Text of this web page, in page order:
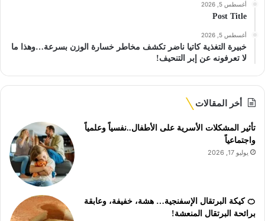
أغسطس 5, 2026
Post Title
أغسطس 5, 2026
خبيرة التغذية كاتيا ناضر تكشف مخاطر خسارة الوزن بسرعة…وهذا ما
لا تعرفونه عن إبر التنحيف!
أخر المقالات
تأثير المشكلات الأسرية على الأطفال..نفسياً وعلمياً
واجتماعياً
يوليو 17, 2026
🍊 كيكة البرتقال الإسفنجية… هشة، خفيفة، وعابقة
برائحة البرتقال المنعشة!